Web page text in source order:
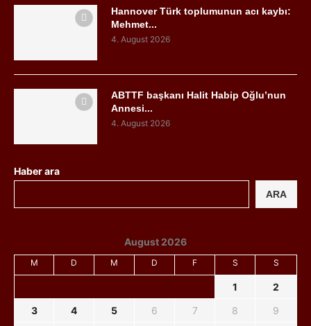
Hannover Türk toplumunun acı kaybı:
Mehmet...
4. August 2026
ABTTF başkanı Halit Habip Oğlu’nun
Annesi...
4. August 2026
Haber ara
ARA
August 2026
M D M D F S S
1
2
3
4 5 6 7 8 9